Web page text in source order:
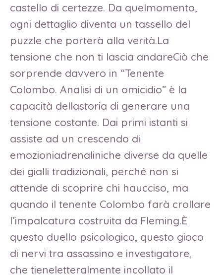
castello di certezze. Da quelmomento,
ogni dettaglio diventa un tassello del
puzzle che porterà alla verità.La
tensione che non ti lascia andareCiò che
sorprende davvero in “Tenente
Colombo. Analisi di un omicidio” è la
capacità dellastoria di generare una
tensione costante. Dai primi istanti si
assiste ad un crescendo di
emozioniadrenaliniche diverse da quelle
dei gialli tradizionali, perché non si
attende di scoprire chi haucciso, ma
quando il tenente Colombo farà crollare
l’impalcatura costruita da Fleming.È
questo duello psicologico, questo gioco
di nervi tra assassino e investigatore,
che tieneletteralmente incollato il